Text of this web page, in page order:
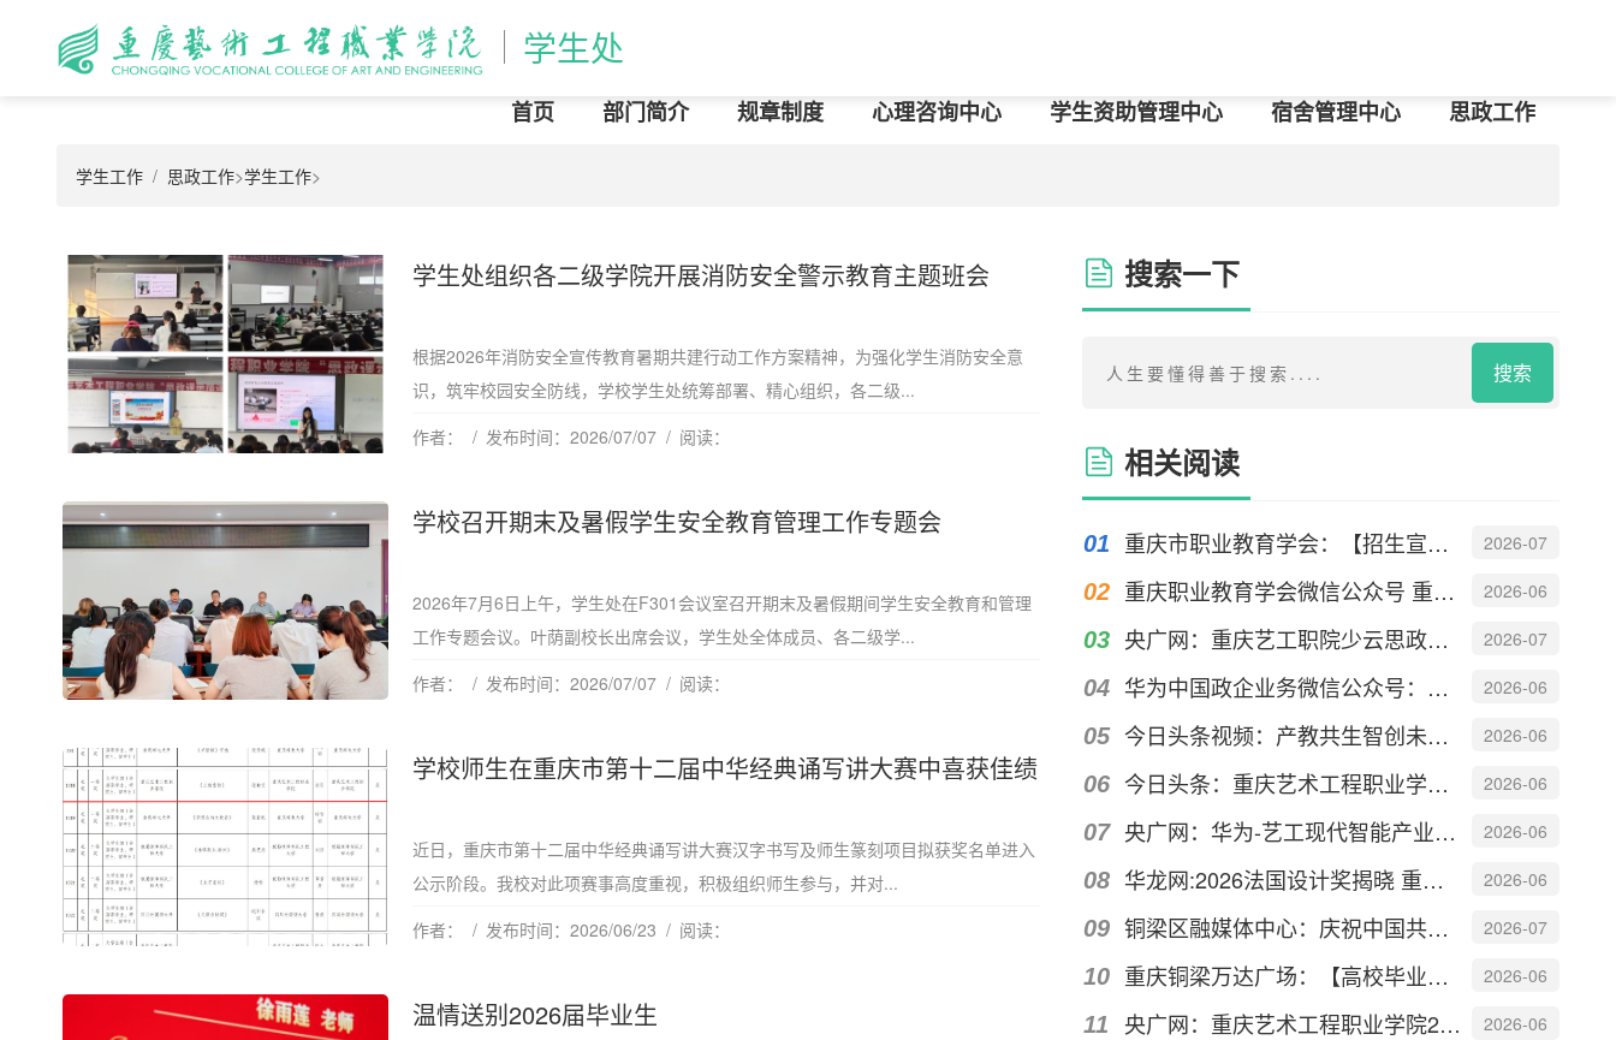
学生处
首页 部门简介 规章制度 心理咨询中心 学生资助管理中心 宿舍管理中心 思政工作
学生工作 思政工作>学生工作>
学生处组织各二级学院开展消防安全警示教育主题班会
根据2026年消防安全宣传教育暑期共建行动工作方案精神，为强化学生消防安全意
识，筑牢校园安全防线，学校学生处统筹部署、精心组织，各二级...
作者：
发布时间：2026/07/07 阅读：
学校召开期末及暑假学生安全教育管理工作专题会
2026年7月6日上午，学生处在F301会议室召开期末及暑假期间学生安全教育和管理
工作专题会议。叶荫副校长出席会议，学生处全体成员、各二级学...
作者：
发布时间：2026/07/07 阅读：
学校师生在重庆市第十二届中华经典诵写讲大赛中喜获佳绩
近日，重庆市第十二届中华经典诵写讲大赛汉字书写及师生篆刻项目拟获奖名单进入
公示阶段。我校对此项赛事高度重视，积极组织师生参与，并对...
作者：
发布时间：2026/06/23 阅读：
温情送别2026届毕业生
搜索一下
搜索
相关阅读
重庆市职业教育学会：【招生宣传季】重庆艺术工程职业学院 2026-07
重庆职业教育学会微信公众号 重庆艺术工程职业学院“三把钥匙”开启艺术类职教产教融... 2026-06
央广网：重庆艺工职院少云思政汇演“声”入人心 2026-07
华为中国政企业务微信公众号：科创赋能 产教协同 | 重庆艺术工程职业学院携手华为... 2026-06
今日头条视频：产教共生智创未来——重庆艺术工程职业学院2026年产教融合活动月 2026-06
今日头条：重庆艺术工程职业学院启动2026年产教融合活动月 2026-06
央广网：华为-艺工现代智能产业学院赋能数字人才培养 2026-06
华龙网:2026法国设计奖揭晓 重庆建筑设计摘得一金一银 2026-06
铜梁区融媒体中心：庆祝中国共产党成立105周年｜重庆艺术工程职业学院举行“少云思政... 2026-07
重庆铜梁万达广场：【高校毕业展】以“境生万象”之名，见证青年设计力量的时代答卷 2026-06
央广网：重庆艺术工程职业学院2026产教融合活动月启动 2026-06